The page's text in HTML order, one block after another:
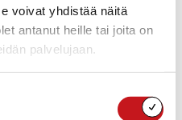
voivat yhdistää näitä
antanut heille tai joita on
palvelujaan.